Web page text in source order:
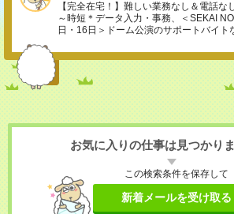
【完全在宅！】難しい業務なし＆電話な
～時短＊データ入力・事務、＜SEKAI
日・16日＞ドーム公演のサポートバイト
お気に入りの仕事は見つかり
この検索条件を保存して
新着メールを受け取る